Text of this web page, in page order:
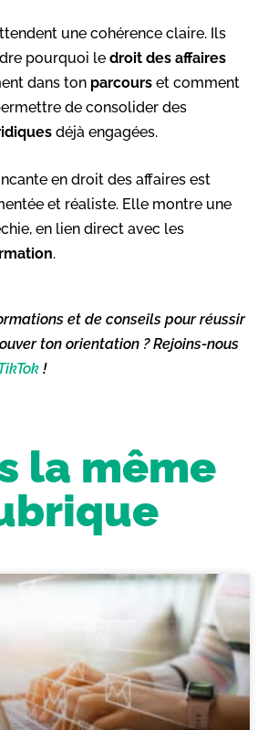
une cohérence claire. Ils
pourquoi le droit des affaires
dans ton parcours et comment
de consolider des
déjà engagées.
en droit des affaires est
et réaliste. Elle montre une
en lien direct avec les
.
et de conseils pour réussir
ton orientation ? Rejoins-nous
!
la même